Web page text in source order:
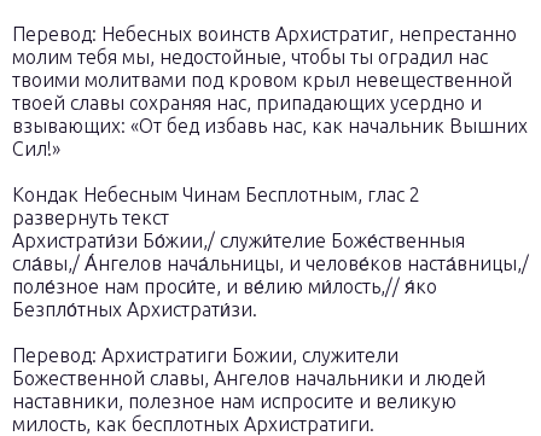
Перевод: Небесных воинств Архистратиг, непрестанно
молим тебя мы, недостойные, чтобы ты оградил нас
твоими молитвами под кровом крыл невещественной
твоей славы сохраняя нас, припадающих усердно и
взывающих: «От бед избавь нас, как начальник Вышних
Сил!»
Кондак Небесным Чинам Бесплотным, глас 2
развернуть текст
Архистрати́зи Бо́жии,/ служи́телие Боже́ственныя
сла́вы,/ А́нгелов нача́льницы, и челове́ков наста́вницы,/
поле́зное нам проси́те, и ве́лию ми́лость,// я́ко
Безпло́тных Архистрати́зи.
Перевод: Архистратиги Божии, служители
Божественной славы, Ангелов начальники и людей
наставники, полезное нам испросите и великую
милость, как бесплотных Архистратиги.